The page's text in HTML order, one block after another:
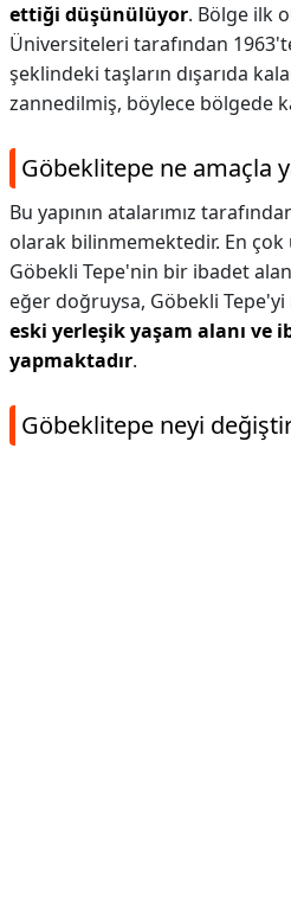
ettiği düşünülüyor. Bölge ilk
Üniversiteleri tarafından
şeklindeki taşların dışarıda
zannedilmiş, böylece bölgede
Göbeklitepe ne amaçla
Bu yapının atalarımız
olarak bilinmemektedir. En
Göbekli Tepe'nin bir ibadet
eğer doğruysa, Göbekli Tepe'yi
eski yerleşik yaşam alanı ve
yapmaktadır.
Göbeklitepe neyi